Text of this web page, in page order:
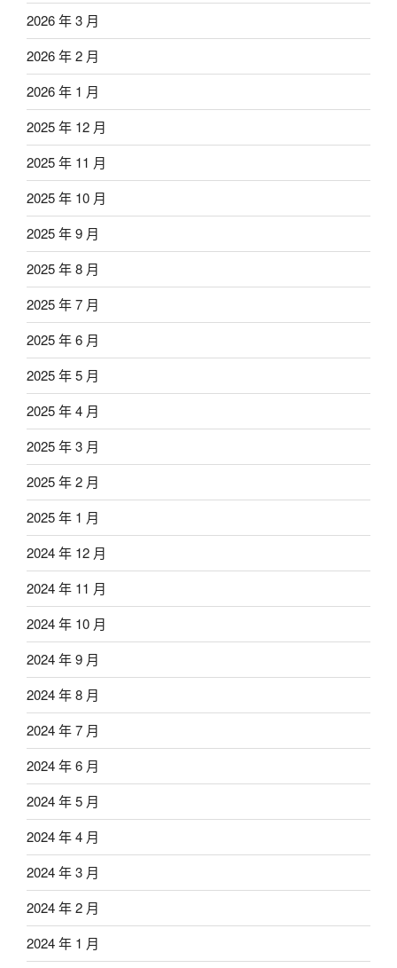
2026 年 3 月
2026 年 2 月
2026 年 1 月
2025 年 12 月
2025 年 11 月
2025 年 10 月
2025 年 9 月
2025 年 8 月
2025 年 7 月
2025 年 6 月
2025 年 5 月
2025 年 4 月
2025 年 3 月
2025 年 2 月
2025 年 1 月
2024 年 12 月
2024 年 11 月
2024 年 10 月
2024 年 9 月
2024 年 8 月
2024 年 7 月
2024 年 6 月
2024 年 5 月
2024 年 4 月
2024 年 3 月
2024 年 2 月
2024 年 1 月